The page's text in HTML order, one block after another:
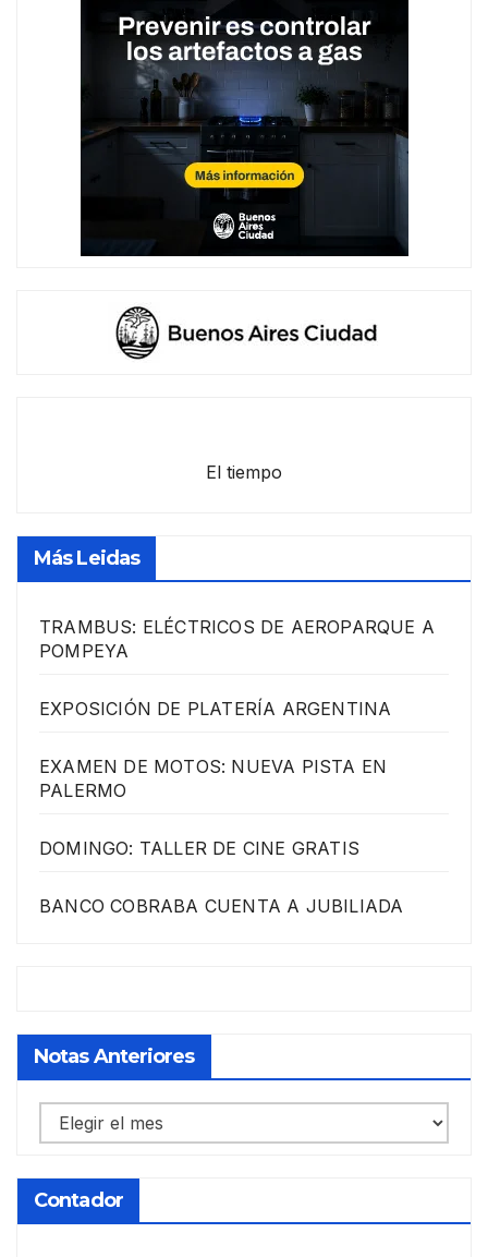
El tiempo
Más Leidas
TRAMBUS: ELÉCTRICOS DE AEROPARQUE A
POMPEYA
EXPOSICIÓN DE PLATERÍA ARGENTINA
EXAMEN DE MOTOS: NUEVA PISTA EN
PALERMO
DOMINGO: TALLER DE CINE GRATIS
BANCO COBRABA CUENTA A JUBILIADA
Notas Anteriores
Notas
anteriores
Contador